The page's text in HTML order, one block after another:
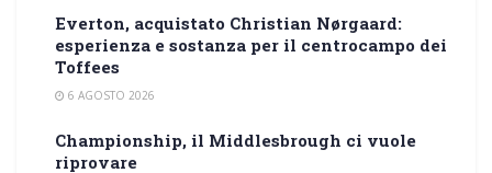
Everton, acquistato Christian Nørgaard:
esperienza e sostanza per il centrocampo dei
Toffees
6 AGOSTO 2026
Championship, il Middlesbrough ci vuole
riprovare